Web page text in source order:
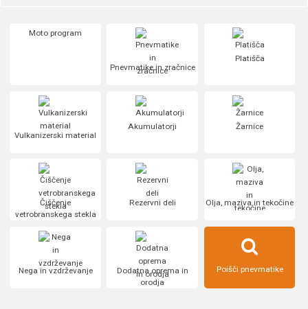
Moto program
Pnevmatike in zračnice
Platišča
Vulkanizerski material
Akumulatorji Žarnice
Čiščenje
vetrobranskega stekla
Rezervni deli Olja, maziva in tekočine
Nega in vzdrževanje
Dodatna oprema in
orodja
Poišči pnevmatike